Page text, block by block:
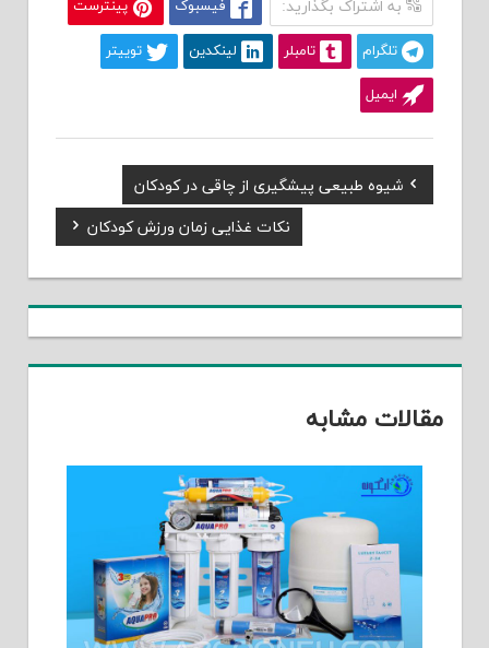
به اشتراک بگذارید: فیسبوک پینترست
تلگرام تامبلر لینکدین توییتر
ایمیل
راهبری
Previous
Post:
شیوه طبیعی پیشگیری از چاقی در کودکان
Next
Post:
نکات غذایی زمان ورزش کودکان
مقالات مشابه